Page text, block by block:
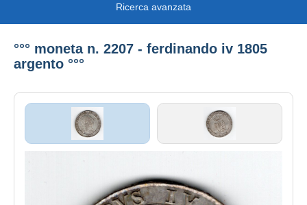
Ricerca avanzata
°°° moneta n. 2207 - ferdinando iv 1805
argento °°°